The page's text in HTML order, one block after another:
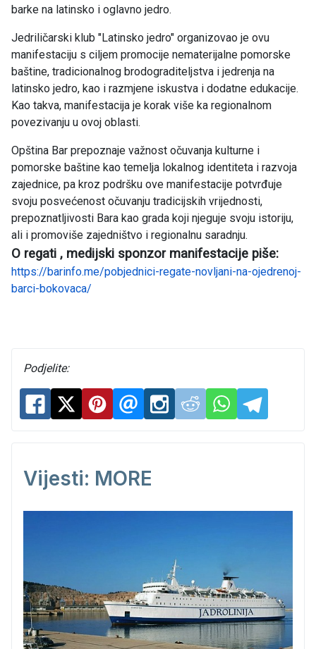
barke na latinsko i oglavno jedro.
Jedriličarski klub "Latinsko jedro" organizovao je ovu
manifestaciju s ciljem promocije nematerijalne pomorske
baštine, tradicionalnog brodograditeljstva i jedrenja na
latinsko jedro, kao i razmjene iskustva i dodatne edukacije.
Kao takva, manifestacija je korak više ka regionalnom
povezivanju u ovoj oblasti.
Opština Bar prepoznaje važnost očuvanja kulturne i
pomorske baštine kao temelja lokalnog identiteta i razvoja
zajednice, pa kroz podršku ove manifestacije potvrđuje
svoju posvećenost očuvanju tradicijskih vrijednosti,
prepoznatljivosti Bara kao grada koji njeguje svoju istoriju,
ali i promoviše zajedništvo i regionalnu saradnju.
O regati , medijski sponzor manifestacije piše:
https://barinfo.me/pobjednici-regate-novljani-na-ojedrenoj-
barci-bokovaca/
Podjelite:
Vijesti: MORE